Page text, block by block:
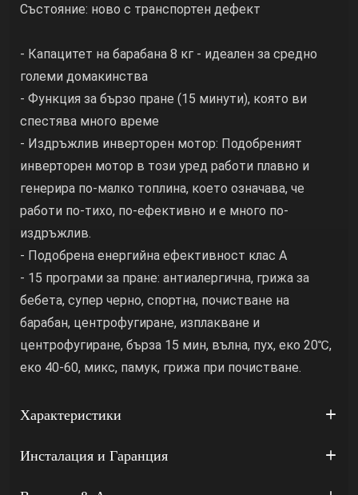
Състояние: ново с транспортен дефект
- Капацитет на барабана 8 кг - идеален за средно
големи домакинства
- Функция за бързо пране (15 минути), която ви
спестява много време
- Издръжлив инверторен мотор: Подобреният
инверторен мотор в този уред работи плавно и
генерира по-малко топлина, което означава, че
работи по-тихо, по-ефективно и е много по-
издръжлив.
- Подобрена енергийна ефективност клас А
- 15 програми за пране: антиалергична, грижа за
бебета, супер черно, спортна, почистване на
барабан, центрофугиране, изплакване и
центрофугиране, бърза 15 мин, вълна, пух, еко 20℃,
еко 40-60, микс, памук, грижа при почистване.
Характеристики
Инсталация и Гаранция